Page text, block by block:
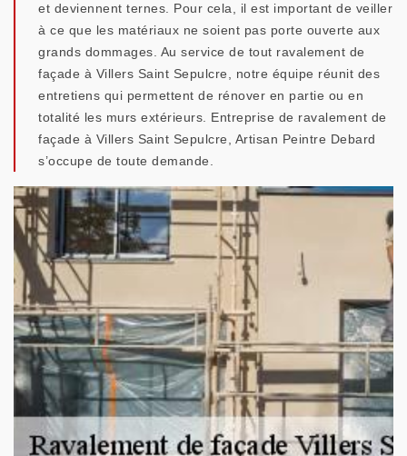
et deviennent ternes. Pour cela, il est important de veiller
à ce que les matériaux ne soient pas porte ouverte aux
grands dommages. Au service de tout ravalement de
façade à Villers Saint Sepulcre, notre équipe réunit des
entretiens qui permettent de rénover en partie ou en
totalité les murs extérieurs. Entreprise de ravalement de
façade à Villers Saint Sepulcre, Artisan Peintre Debard
s’occupe de toute demande.